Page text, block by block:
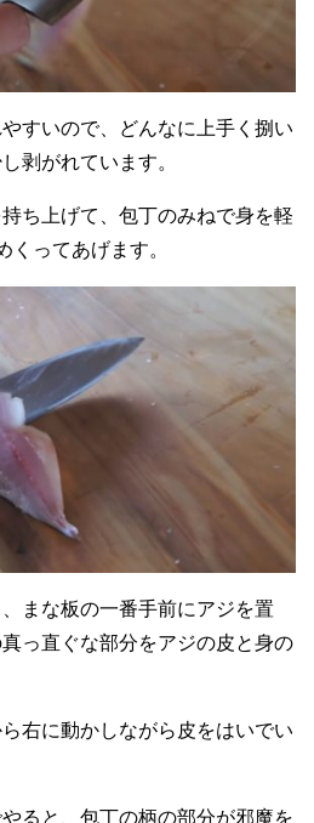
すいので、どんなに上手く捌い
剥がれています。
ち上げて、包丁のみねで身を軽
くってあげます。
まな板の一番手前にアジを置
っ直ぐな部分をアジの皮と身の
右に動かしながら皮をはいでい
ると、包丁の柄の部分が邪魔を